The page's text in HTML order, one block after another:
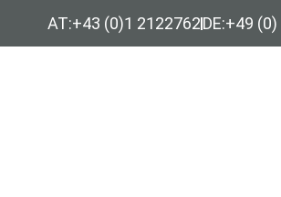
AT:+43 (0)1 2122762DE:+49